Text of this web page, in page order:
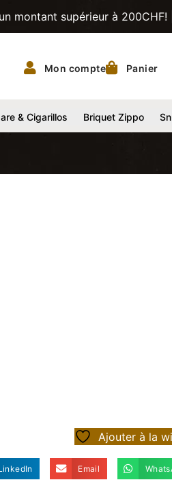
supérieur à 200CHF! |
Mon compte Panier
& Cigarillos Briquet Zippo
Ajouter à la
Email